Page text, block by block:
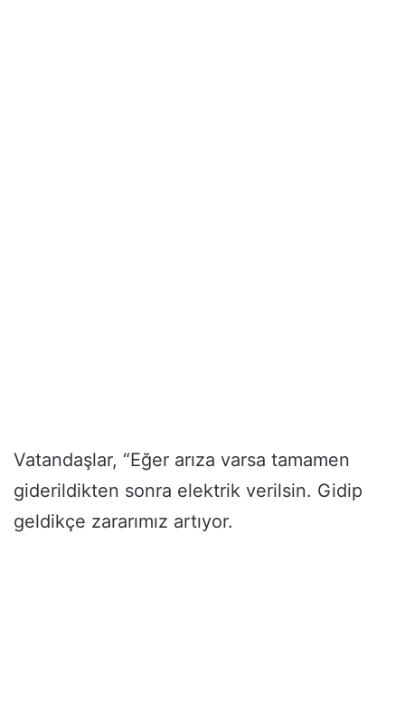
Vatandaşlar, “Eğer arıza varsa tamamen
giderildikten sonra elektrik verilsin. Gidip
geldikçe zararımız artıyor.